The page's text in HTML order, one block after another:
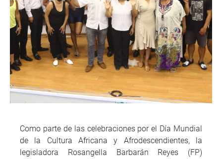
Como parte de las celebraciones por el Día Mundial
de la Cultura Africana y Afrodescendientes, la
legisladora Rosangella Barbarán Reyes (FP)